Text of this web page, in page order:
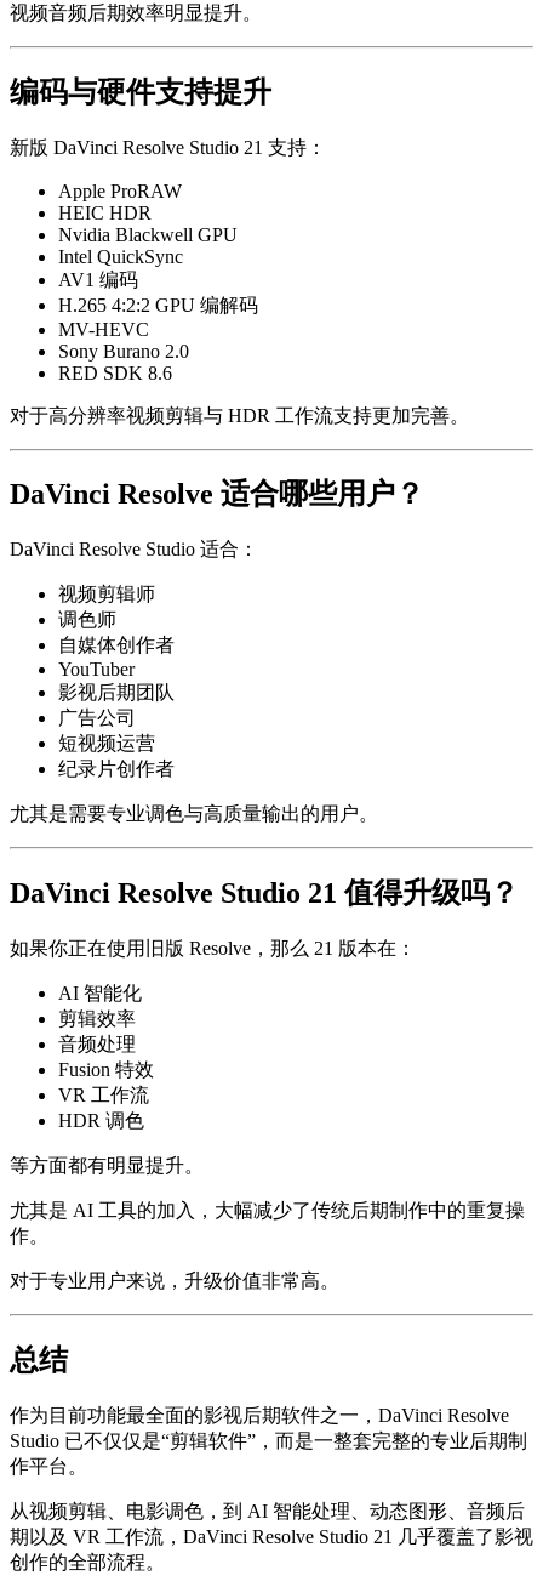
视频音频后期效率明显提升。
编码与硬件支持提升
新版 DaVinci Resolve Studio 21 支持：
Apple ProRAW
HEIC HDR
Nvidia Blackwell GPU
Intel QuickSync
AV1 编码
H.265 4:2:2 GPU 编解码
MV-HEVC
Sony Burano 2.0
RED SDK 8.6
对于高分辨率视频剪辑与 HDR 工作流支持更加完善。
DaVinci Resolve 适合哪些用户？
DaVinci Resolve Studio 适合：
视频剪辑师
调色师
自媒体创作者
YouTuber
影视后期团队
广告公司
短视频运营
纪录片创作者
尤其是需要专业调色与高质量输出的用户。
DaVinci Resolve Studio 21 值得升级吗？
如果你正在使用旧版 Resolve，那么 21 版本在：
AI 智能化
剪辑效率
音频处理
Fusion 特效
VR 工作流
HDR 调色
等方面都有明显提升。
尤其是 AI 工具的加入，大幅减少了传统后期制作中的重复操
作。
对于专业用户来说，升级价值非常高。
总结
作为目前功能最全面的影视后期软件之一， DaVinci Resolve
Studio 已不仅仅是“剪辑软件”，而是一整套完整的专业后期制
作平台。
从视频剪辑、电影调色，到 AI 智能处理、动态图形、音频后
期以及 VR 工作流，DaVinci Resolve Studio 21 几乎覆盖了影视
创作的全部流程。